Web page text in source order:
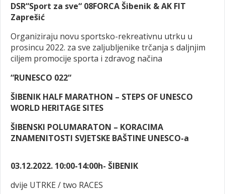
DSR“Sport za sve“ 08FORCA Šibenik & AK FIT
Zaprešić
Organiziraju novu sportsko-rekreativnu utrku u
prosincu 2022. za sve zaljubljenike trčanja s daljnjim
ciljem promocije sporta i zdravog načina
“RUNESCO 022“
ŠIBENIK HALF MARATHON – STEPS OF UNESCO
WORLD HERITAGE SITES
ŠIBENSKI POLUMARATON – KORACIMA
ZNAMENITOSTI SVJETSKE BAŠTINE UNESCO-a
03.12.2022. 10:00-14:00h- ŠIBENIK
dvije UTRKE / two RACES